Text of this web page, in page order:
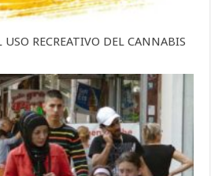
RECREATIVO DEL CANNABIS